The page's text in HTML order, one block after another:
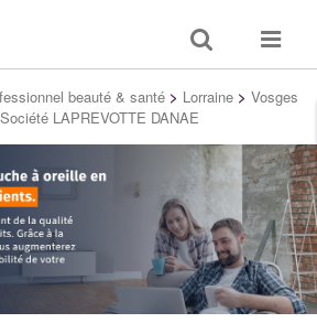
Toggle
search
Toggle
beauté & santé > Lorraine > Vosges
Société LAPREVOTTE DANAE